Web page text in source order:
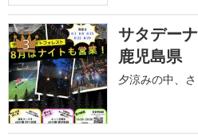
3
サタデー
鹿児島県
夕涼みの中、